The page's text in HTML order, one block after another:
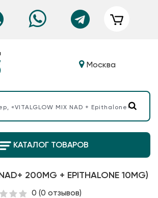
Москва
КАТАЛОГ ТОВАРОВ
200MG + EPITHALONE 10MG)
0 (0 отзывов)